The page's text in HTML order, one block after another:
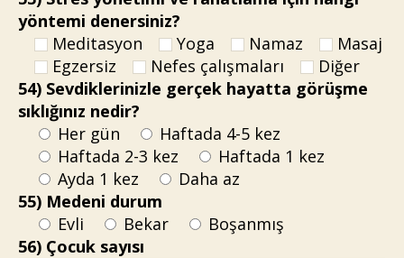
yöntemi denersiniz?
Meditasyon
Yoga Namaz
Masaj
Egzersiz
Nefes çalışmaları
Diğer
54) Sevdiklerinizle gerçek hayatta görüşme
sıklığınız nedir?
Her gün
Haftada 4-5 kez
Haftada 2-3 kez
Haftada 1 kez
Ayda 1 kez
Daha az
55) Medeni durum
Evli
Bekar
Boşanmış
56) Çocuk sayısı